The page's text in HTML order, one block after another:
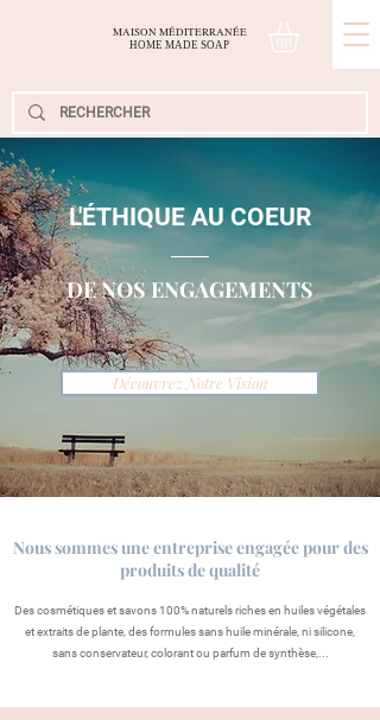
MAISON MÉDITERRANÉE
HOME MADE SOAP
L'ÉTHIQUE AU COEUR
DE NOS ENGAGEMENTS
Découvrez Notre Vision
Nous sommes une entreprise engagée pour des
produits de qualité
Des cosmétiques et savons 100% naturels riches en huiles végétales
et extraits de plante, des formules sans huile minérale, ni silicone,
sans conservateur, colorant ou parfum de synthèse,...